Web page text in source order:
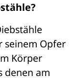
seinem Opfer
Körper
denen am